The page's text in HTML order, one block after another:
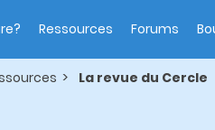
Ressources Forums
La revue du Cercle